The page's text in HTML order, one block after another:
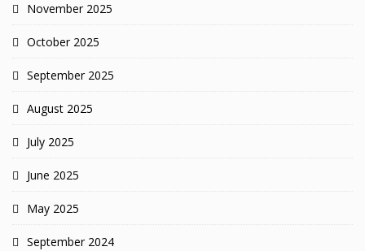
November 2025
October 2025
September 2025
August 2025
July 2025
June 2025
May 2025
September 2024